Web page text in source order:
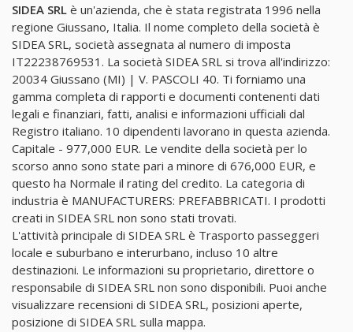
SIDEA SRL è un'azienda, che è stata registrata 1996 nella
regione Giussano, Italia. Il nome completo della società è
SIDEA SRL, società assegnata al numero di imposta
IT22238769531. La società SIDEA SRL si trova all'indirizzo:
20034 Giussano (MI) | V. PASCOLI 40. Ti forniamo una
gamma completa di rapporti e documenti contenenti dati
legali e finanziari, fatti, analisi e informazioni ufficiali dal
Registro italiano. 10 dipendenti lavorano in questa azienda.
Capitale - 977,000 EUR. Le vendite della società per lo
scorso anno sono state pari a minore di 676,000 EUR, e
questo ha Normale il rating del credito. La categoria di
industria è MANUFACTURERS: PREFABBRICATI. I prodotti
creati in SIDEA SRL non sono stati trovati.
L'attività principale di SIDEA SRL è Trasporto passeggeri
locale e suburbano e interurbano, incluso 10 altre
destinazioni. Le informazioni su proprietario, direttore o
responsabile di SIDEA SRL non sono disponibili. Puoi anche
visualizzare recensioni di SIDEA SRL, posizioni aperte,
posizione di SIDEA SRL sulla mappa.